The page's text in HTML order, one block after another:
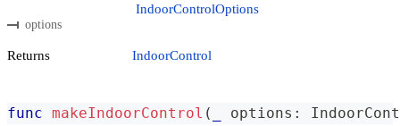
options
IndoorControlOptions
Returns IndoorControl
func makeIndoorControl ( options :